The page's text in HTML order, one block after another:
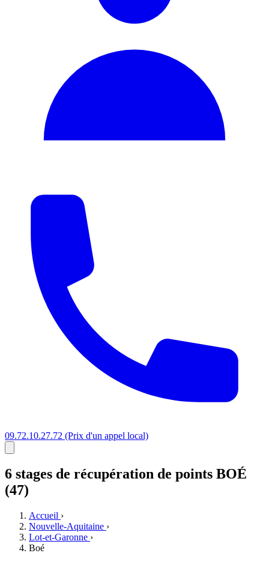
09.72.10.27.72 (Prix d'un appel local)
6 stages de récupération de points BOÉ
(47)
Accueil ›
Nouvelle-Aquitaine ›
Lot-et-Garonne ›
Boé